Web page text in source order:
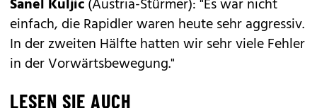
Sanel Kuljic(Austria-Stürmer): "Es war nicht
einfach, die Rapidler waren heute sehr aggressiv.
In der zweiten Hälfte hatten wir sehr viele Fehler
in der Vorwärtsbewegung."
LESEN SIE AUCH